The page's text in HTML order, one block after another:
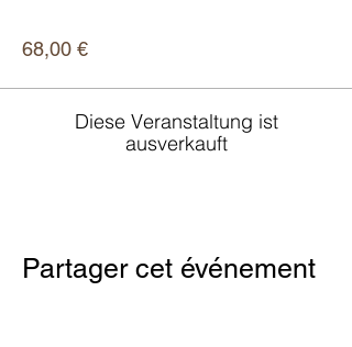
68,00 €
Diese Veranstaltung ist
ausverkauft
Partager cet événement